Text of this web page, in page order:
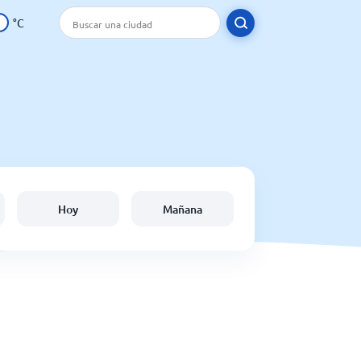
°C
Hoy Mañana